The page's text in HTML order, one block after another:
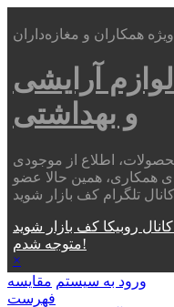
ویژه همکاران و مغازه‌داران
لوازم آرایشی
و بهداشتی
اطلاع از موجودی
همکاری، همین حالا عضو
روبیکا کف بازار شوید
متوجه شدم!
×
ورود به سیستم مقایسه
فهرست